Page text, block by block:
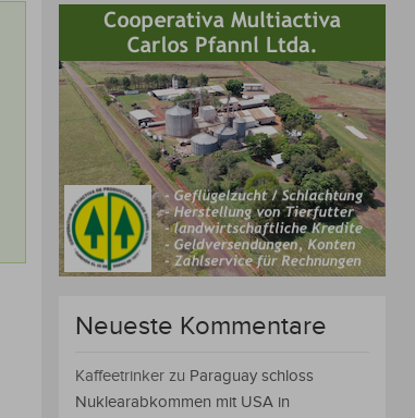
Neueste Kommentare
Kaffeetrinker zu Paraguay schloss
Nuklearabkommen mit USA in